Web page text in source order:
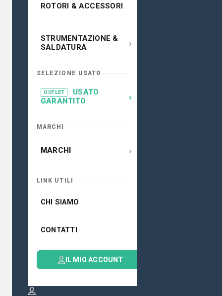
ROTORI & ACCESSORI
STRUMENTAZIONE &
SALDATURA
›
SELEZIONE USATO
OUTLET
USATO
GARANTITO
›
MARCHI
MARCHI ›
LINK UTILI
CHI SIAMO
CONTATTI
IL MIO ACCOUNT